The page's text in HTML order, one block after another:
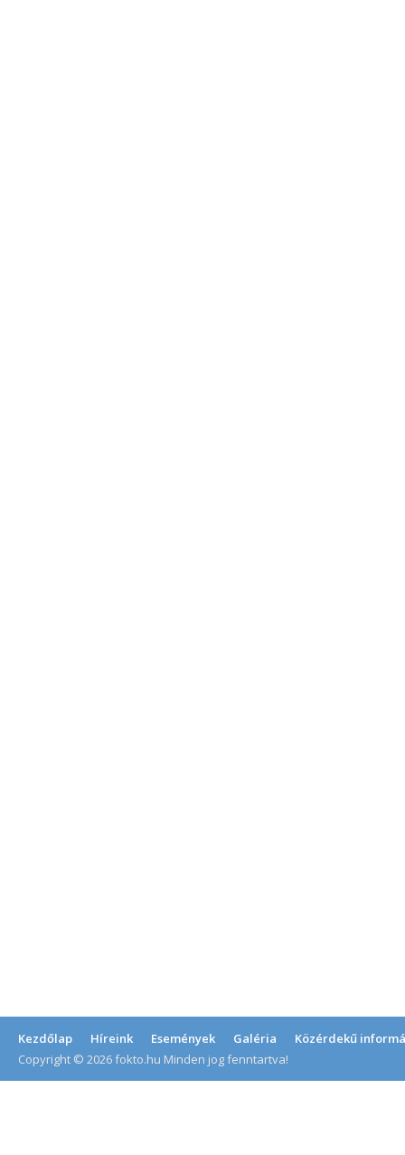
Kezdőlap Híreink Események Galéria
Közérdekű
Copyright © 2026 fokto.hu Minden jog fenntartva!